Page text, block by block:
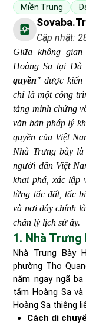
Miền Trung
Cập nhật:
Giữa không
Hoàng Sa tại Đà
quyền" được kiến
chỉ là một công
tàng minh chứng
văn bản pháp lý
quyền của Việt
Nhà Trưng bày
người dân Việt
khai phá, xác lập
từng tấc đất, tấc
và nơi đây chính
chân lý lịch sử ấy.
1. Nhà Trưng
Nhà Trưng Bày
phường Thọ
nằm ngay ngã
tắm Hoàng Sa
Hoàng Sa thiêng
Cách di